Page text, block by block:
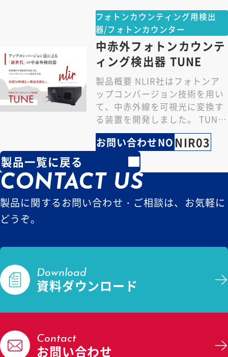
フォトンカウンティング用検出
器/フォトンカウンター
中赤外フォトンカウンテ
ィング検出器 TUNE
製品概要 NLIR社はフォトンア
ップコンバージョン技術を用い
て、中赤外線を可視光に変換す
る装置を開発しました。 TUNE
は、狭帯域内で変換効率を最大
化するよう設…
お問い合わせNO NIR03
製品一覧に戻る
CONTACT US
製品に関するお問い合わせ・ご相談は、お気軽に
どうぞ。
Download
資料ダウンロード
Contact
お問い合わせ